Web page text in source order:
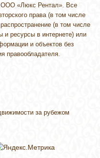
ООО «Люкс Рентал». Все
права (в том числе
(в том числе
и ресурсы в интернете) или
и объектов без
правообладателя.
за рубежом